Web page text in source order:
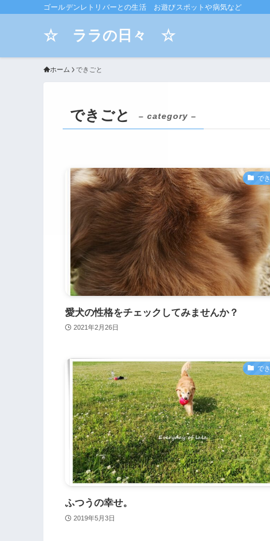
ゴールデンレトリバーとの生活 お遊びスポットや病気など
☆ ララの日々 ☆
ホーム できごと
できごと – category –
で
愛犬の性格をチェックしてみませんか？
2021年2月26日
で
ふつうの幸せ。
2019年5月3日